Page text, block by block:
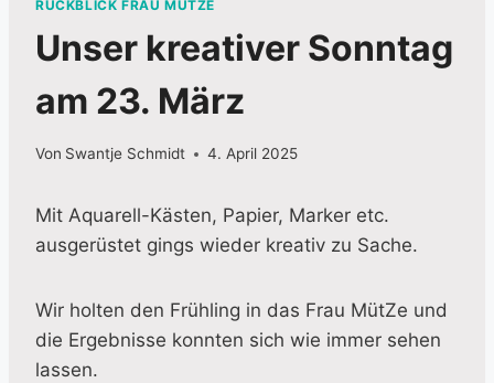
RÜCKBLICK FRAU MÜTZE
Unser kreativer Sonntag
am 23. März
Von Swantje Schmidt 4. April 2025
Mit Aquarell-Kästen, Papier, Marker etc.
ausgerüstet gings wieder kreativ zu Sache.
Wir holten den Frühling in das Frau MütZe und
die Ergebnisse konnten sich wie immer sehen
lassen.